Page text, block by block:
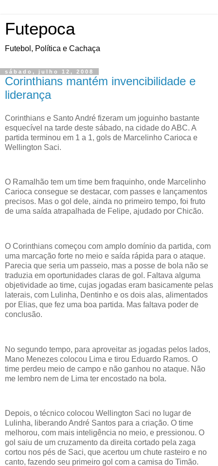
Futepoca
Futebol, Política e Cachaça
sábado, julho 12, 2008
Corinthians mantém invencibilidade e
liderança
Corinthians e Santo André fizeram um joguinho bastante
esquecível na tarde deste sábado, na cidade do ABC. A
partida terminou em 1 a 1, gols de Marcelinho Carioca e
Wellington Saci.
O Ramalhão tem um time bem fraquinho, onde Marcelinho
Carioca consegue se destacar, com passes e lançamentos
precisos. Mas o gol dele, ainda no primeiro tempo, foi fruto
de uma saída atrapalhada de Felipe, ajudado por Chicão.
O Corinthians começou com amplo domínio da partida, com
uma marcação forte no meio e saída rápida para o ataque.
Parecia que seria um passeio, mas a posse de bola não se
traduzia em oportunidades claras de gol. Faltava alguma
objetividade ao time, cujas jogadas eram basicamente pelas
laterais, com Lulinha, Dentinho e os dois alas, alimentados
por Elias, que fez uma boa partida. Mas faltava poder de
conclusão.
No segundo tempo, para aproveitar as jogadas pelos lados,
Mano Menezes colocou Lima e tirou Eduardo Ramos. O
time perdeu meio de campo e não ganhou no ataque. Não
me lembro nem de Lima ter encostado na bola.
Depois, o técnico colocou Wellington Saci no lugar de
Lulinha, liberando André Santos para a criação. O time
melhorou, com mais inteligência no meio, e pressionou. O
gol saiu de um cruzamento da direita cortado pela zaga
cortou nos pés de Saci, que acertou um chute rasteiro e no
canto, fazendo seu primeiro gol com a camisa do Timão.